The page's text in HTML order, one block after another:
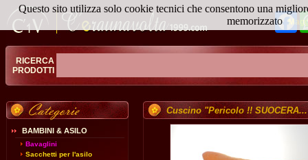
RICERCA
PRODOTTI
BAMBINI & ASILO
Bavaglini
Sacchetti per l'asilo
Cuscino "Pericolo !!
Questo sito utilizza solo cookie tecnici che consentono una
memorizzato